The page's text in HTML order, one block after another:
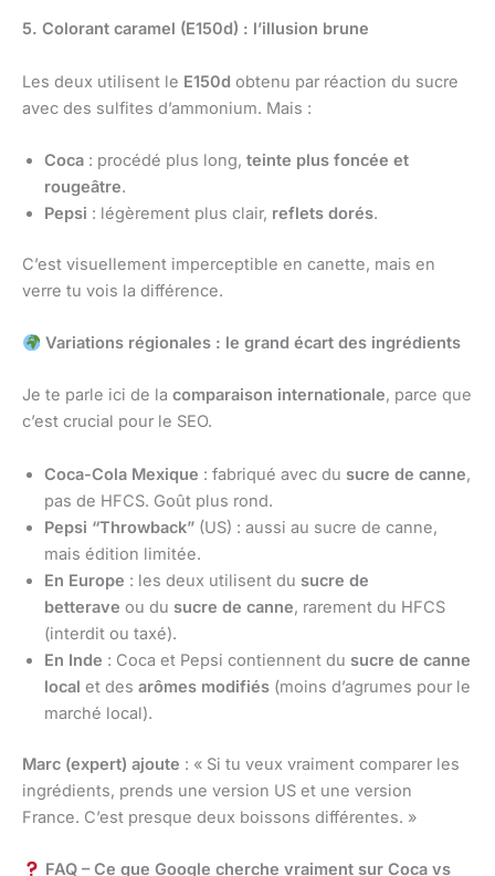
5. Colorant caramel (E150d) : l’illusion brune
Les deux utilisent le E150d obtenu par réaction du sucre
avec des sulfites d’ammonium. Mais :
Coca : procédé plus long, teinte plus foncée et
rougeâtre.
Pepsi : légèrement plus clair, reflets dorés.
C’est visuellement imperceptible en canette, mais en
verre tu vois la différence.
Variations régionales : le grand écart des ingrédients
Je te parle ici de la comparaison internationale, parce que
c’est crucial pour le SEO.
Coca-Cola Mexique : fabriqué avec du sucre de canne,
pas de HFCS. Goût plus rond.
Pepsi “Throwback” (US) : aussi au sucre de canne,
mais édition limitée.
En Europe : les deux utilisent du sucre de
betterave ou du sucre de canne, rarement du HFCS
(interdit ou taxé).
En Inde : Coca et Pepsi contiennent du sucre de canne
local et des arômes modifiés (moins d’agrumes pour le
marché local).
Marc (expert) ajoute : « Si tu veux vraiment comparer les
ingrédients, prends une version US et une version
France. C’est presque deux boissons différentes. »
FAQ – Ce que Google cherche vraiment sur Coca vs